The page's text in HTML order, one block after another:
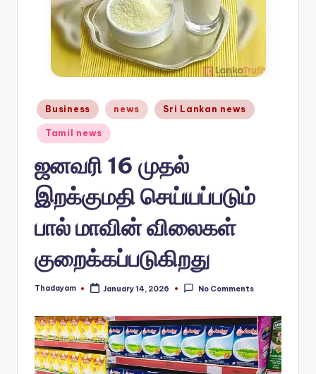
m
Posted
in
Business news Sri Lankan news
Tamil news
ஜனவரி 16 முதல்
இறக்குமதி செய்யப்படும்
பால் மாவின் விலைகள்
குறைக்கப்படுகிறது
Posted
Thadayam January 14, 2026 No Comments